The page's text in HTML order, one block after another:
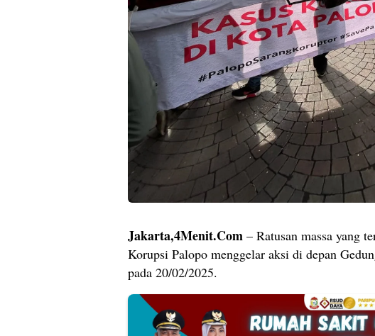
Jakarta,4Menit.Com – Ratusan massa yang
Korupsi Palopo menggelar aksi di depan
pada 20/02/2025.